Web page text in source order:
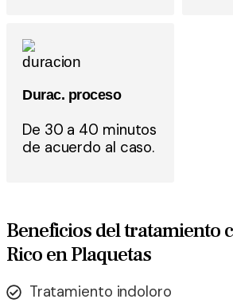
Durac. proceso
De 30 a 40 minutos
de acuerdo al caso.
Beneficios del tratamiento
Rico en Plaquetas
Tratamiento indoloro